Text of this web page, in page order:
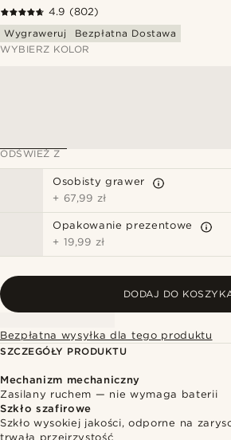
4.9 (802)
Wygraweruj
Bezpłatna Dostawa
WYBIERZ KOLOR
ODŚWIEŻ Z
Osobisty grawer
+ 67,99 zł
Opakowanie prezentowe
+ 19,99 zł
DODAJ DO
Bezpłatna wysyłka dla tego produktu
SZCZEGÓŁY PRODUKTU
Mechanizm mechaniczny
Zasilany ruchem — nie wymaga baterii
Szkło szafirowe
Szkło wysokiej jakości, odporne na
trwałą przejrzystość